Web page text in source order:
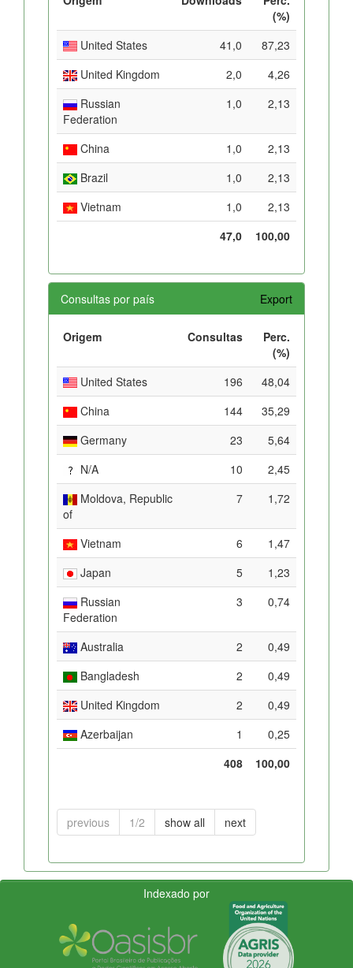
(%)
United States
41,0
87,23
United Kingdom
2,0
4,26
Russian
Federation
1,0 2,13
China 1,0
2,13
Brazil
1,0
2,13
Vietnam
1,0
2,13
47,0
100,00
Consultas por país Export
Origem Consultas
Perc.
(%)
United States
196
48,04
China
144
35,29
Germany
23
5,64
N/A
10
2,45
Moldova, Republic
of
7 1,72
Vietnam 6
1,47
Japan
5
1,23
Russian
Federation
3 0,74
Australia 2
0,49
Bangladesh
2
0,49
United Kingdom
2
0,49
Azerbaijan
1
0,25
408
100,00
previous 1/2 show all next
Indexado por